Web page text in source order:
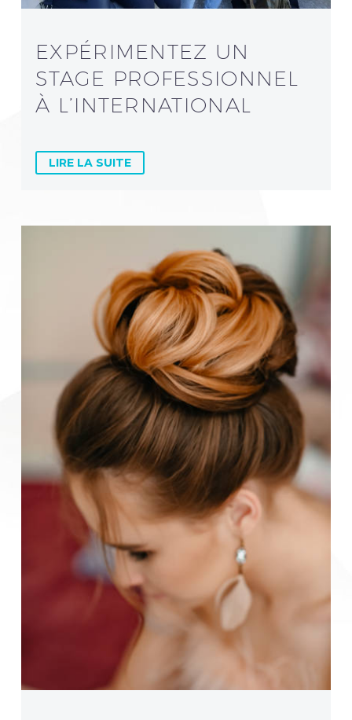
EXPÉRIMENTEZ UN
STAGE PROFESSIONNEL
À L’INTERNATIONAL
LIRE LA SUITE